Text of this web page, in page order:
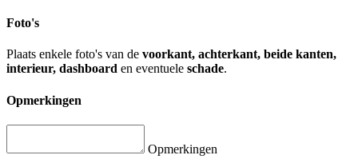
Foto's
Plaats enkele foto's van de voorkant, achterkant, beide kanten,
interieur, dashboard en eventuele schade.
Opmerkingen
Opmerkingen